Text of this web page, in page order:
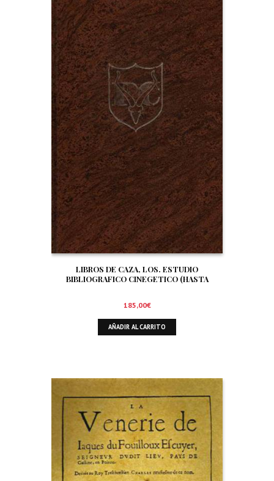
LIBROS DE CAZA, LOS. ESTUDIO
BIBLIOGRAFICO CINEGETICO (HASTA
185,00€
AÑADIR AL CARRITO